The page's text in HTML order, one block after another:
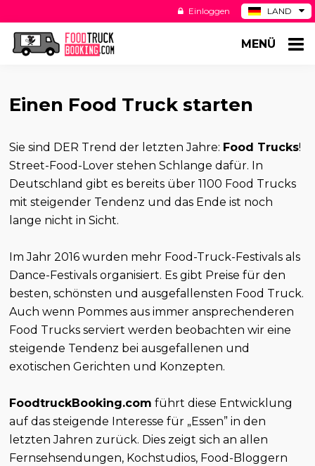
LAND
ES
Einloggen
MENÜ
Einen Food Truck starten
Sie sind DER Trend der letzten Jahre: Food Trucks!
Street-Food-Lover stehen Schlange dafür. In
Deutschland gibt es bereits über 1100 Food Trucks
mit steigender Tendenz und das Ende ist noch
lange nicht in Sicht.
Im Jahr 2016 wurden mehr Food-Truck-Festivals als
Dance-Festivals organisiert. Es gibt Preise für den
besten, schönsten und ausgefallensten Food Truck.
Auch wenn Pommes aus immer ansprechenderen
Food Trucks serviert werden beobachten wir eine
steigende Tendenz bei ausgefallenen und
exotischen Gerichten und Konzepten.
FoodtruckBooking.com führt diese Entwicklung
auf das steigende Interesse für „Essen” in den
letzten Jahren zurück. Dies zeigt sich an allen
Fernsehsendungen, Kochstudios, Food-Bloggern